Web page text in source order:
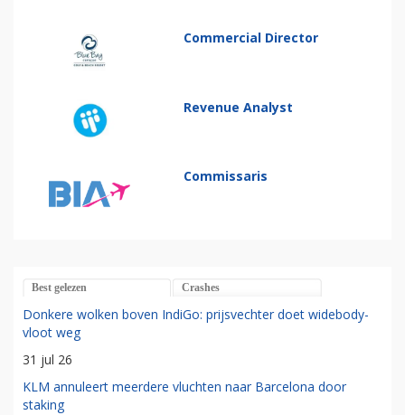
Commercial Director
Revenue Analyst
Commissaris
Best gelezen Crashes
Donkere wolken boven IndiGo: prijsvechter doet widebody-
vloot weg
31 jul 26
KLM annuleert meerdere vluchten naar Barcelona door
staking